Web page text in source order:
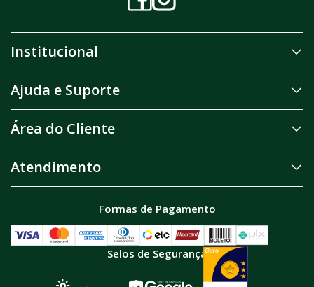
Institucional
Ajuda e Suporte
Área do Cliente
Atendimento
Formas de Pagamento
Selos de Segurança